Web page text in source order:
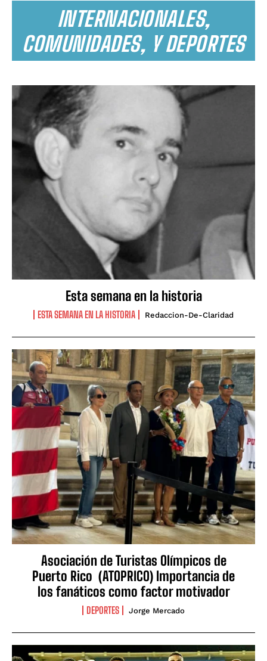
INTERNACIONALES,
COMUNIDADES, Y DEPORTES
Esta semana en la historia
ESTA SEMANA EN LA HISTORIA Redaccion-De-Claridad
Asociación de Turistas Olímpicos de
Puerto Rico (ATOPRICO) Importancia de
los fanáticos como factor motivador
DEPORTES Jorge Mercado